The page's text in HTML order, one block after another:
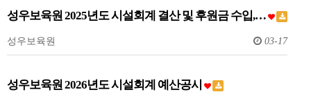
성우보육원 2025년도 시설회계 결산 및 후원금 수입,…
성우보육원 03-17
성우보육원 2026년도 시설회계 예산공시